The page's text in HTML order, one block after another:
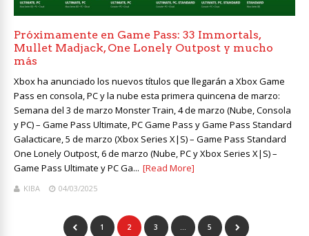
Próximamente en Game Pass: 33 Immortals,
Mullet Madjack, One Lonely Outpost y mucho
más
Xbox ha anunciado los nuevos títulos que llegarán a Xbox Game
Pass en consola, PC y la nube esta primera quincena de marzo:
Semana del 3 de marzo Monster Train, 4 de marzo (Nube, Consola
y PC) – Game Pass Ultimate, PC Game Pass y Game Pass Standard
Galacticare, 5 de marzo (Xbox Series X|S) – Game Pass Standard
One Lonely Outpost, 6 de marzo (Nube, PC y Xbox Series X|S) –
Game Pass Ultimate y PC Ga... [Read More]
KIBA 04/03/2025
1 2 3 … 5